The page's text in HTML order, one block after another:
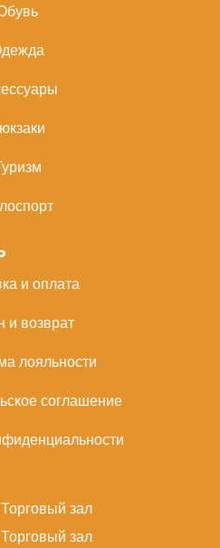
и оплата
и возврат
лояльности
соглашение
зал
зал